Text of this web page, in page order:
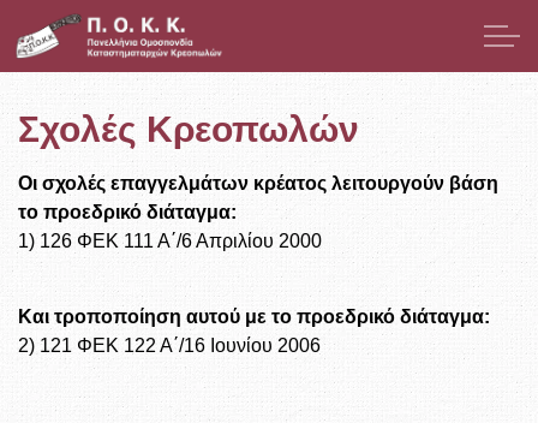
Μετάβαση στο κύριο περιεχόμενο
Παρουσίαση
Μέλη
Νομοθεσία
Σχολές Κρεοπωλών
Οι σχολές επαγγελμάτων κρέατος λειτουργούν βάση
το προεδρικό διάταγμα:
1) 126 ΦΕΚ 111 Α΄/6 Απριλίου 2000
Και τροποποίηση αυτού με το προεδρικό διάταγμα:
2) 121 ΦΕΚ 122 Α΄/16 Ιουνίου 2006